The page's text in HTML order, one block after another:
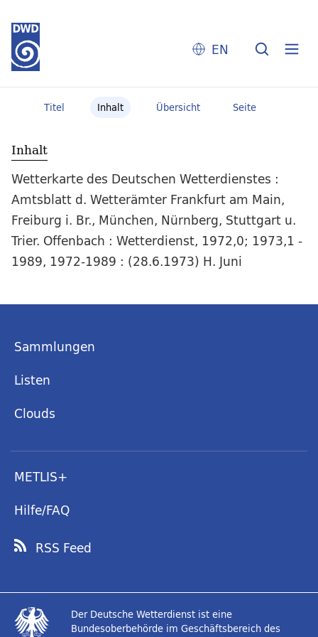
EN
Titel Inhalt Übersicht Seite
Inhalt
Wetterkarte des Deutschen Wetterdienstes :
Amtsblatt d. Wetterämter Frankfurt am Main,
Freiburg i. Br., München, Nürnberg, Stuttgart u.
Trier. Offenbach : Wetterdienst, 1972,0; 1973,1 -
1989, 1972-1989 : (28.6.1973) H. Juni
Sammlungen
Listen
Clouds
METLIS+
Hilfe/FAQ
RSS Feed
Der Deutsche Wetterdienst ist eine
Bundesoberbehörde im Geschäftsbereich des